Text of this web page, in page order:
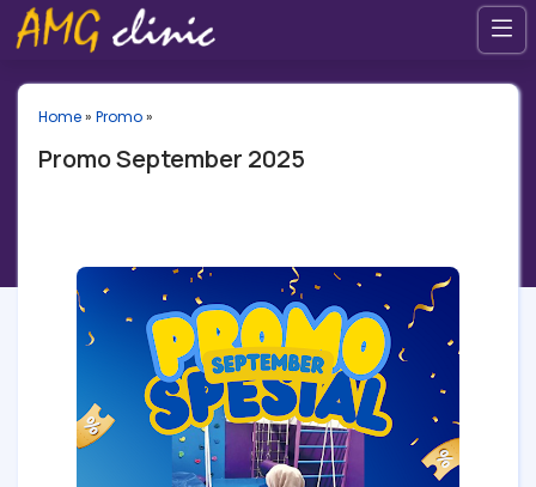
Home» Promo»
Promo September 2025